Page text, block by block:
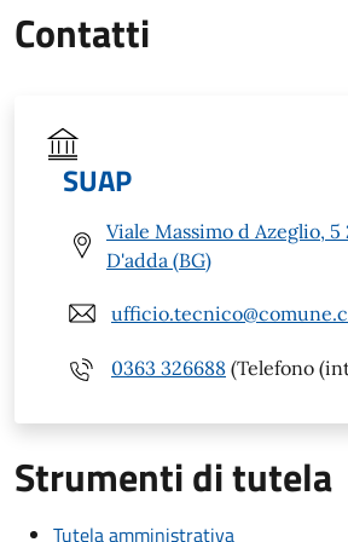
Contatti
SUAP
Viale Massimo d Azeglio,
D'adda (BG)
0363 326688 (Telefono
Strumenti di tutela
Tutela amministrativa